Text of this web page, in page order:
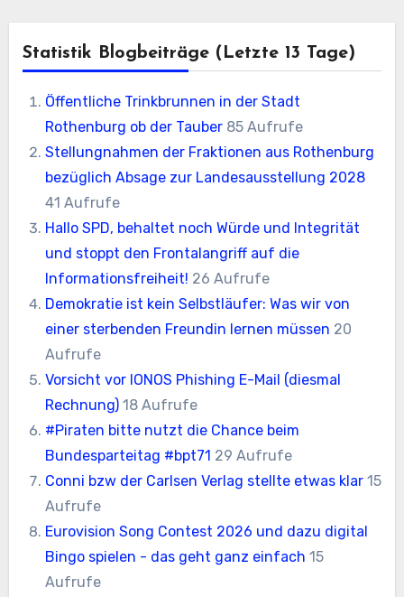
Statistik Blogbeiträge (letzte 13 Tage)
Öffentliche Trinkbrunnen in der Stadt
Rothenburg ob der Tauber 85 Aufrufe
Stellungnahmen der Fraktionen aus Rothenburg
bezüglich Absage zur Landesausstellung 2028
41 Aufrufe
Hallo SPD, behaltet noch Würde und Integrität
und stoppt den Frontalangriff auf die
Informationsfreiheit! 26 Aufrufe
Demokratie ist kein Selbstläufer: Was wir von
einer sterbenden Freundin lernen müssen 20
Aufrufe
Vorsicht vor IONOS Phishing E-Mail (diesmal
Rechnung) 18 Aufrufe
#Piraten bitte nutzt die Chance beim
Bundesparteitag #bpt71 29 Aufrufe
Conni bzw der Carlsen Verlag stellte etwas klar 15
Aufrufe
Eurovision Song Contest 2026 und dazu digital
Bingo spielen - das geht ganz einfach 15
Aufrufe